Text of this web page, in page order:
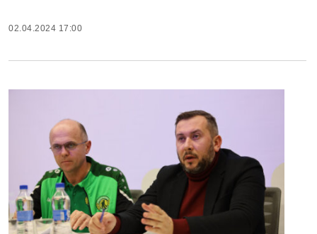
02.04.2024 17:00